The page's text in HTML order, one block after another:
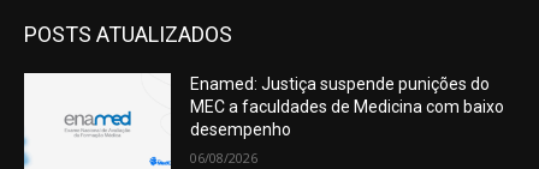
POSTS ATUALIZADOS
Enamed: Justiça suspende punições do
MEC a faculdades de Medicina com baixo
desempenho
06/08/2026